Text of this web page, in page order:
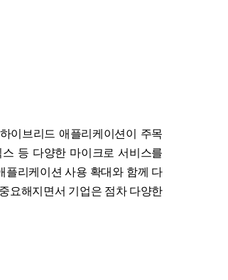
이브리드 애플리케이션이 주목
등 다양한 마이크로 서비스를
플리케이션 사용 확대와 함께 다
요해지면서 기업은 점차 다양한